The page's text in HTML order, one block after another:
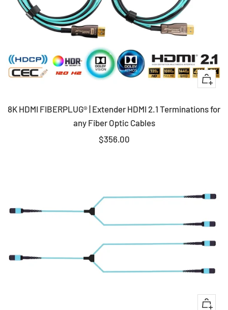
+
to
8K HDMI FIBERPLUG® | Extender HDMI 2.1 Terminations for
any Fiber Optic Cables
Sale
$356.00
Quick